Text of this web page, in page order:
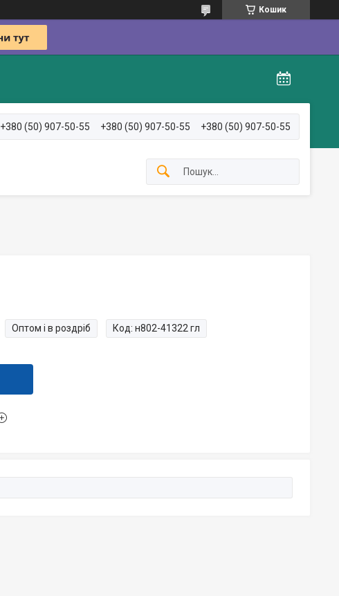
Кошик
+380 (50) 907-50-55 +380 (50) 907-50-55 +380 (50) 907-50-55
Оптом і в роздріб Код: н802-41322 гл